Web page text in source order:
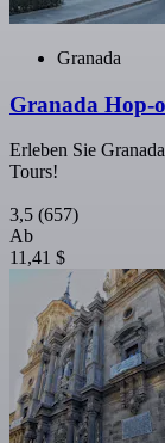
Granada
Granada Hop-
Erleben Sie
Tours!
3,5 (657)
Ab
11,41 $